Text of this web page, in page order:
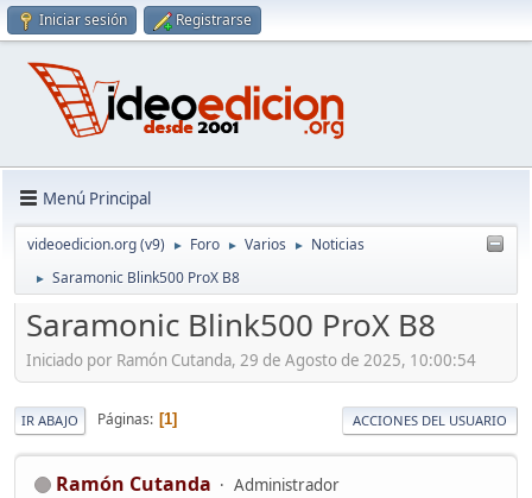
Iniciar sesión Registrarse
Menú Principal
videoedicion.org (v9) ► Foro ► Varios ► Noticias
► Saramonic Blink500 ProX B8
Saramonic Blink500 ProX B8
Iniciado por Ramón Cutanda, 29 de Agosto de 2025, 10:00:54
IR ABAJO Páginas 1 ACCIONES DEL USUARIO
Ramón Cutanda Administrador